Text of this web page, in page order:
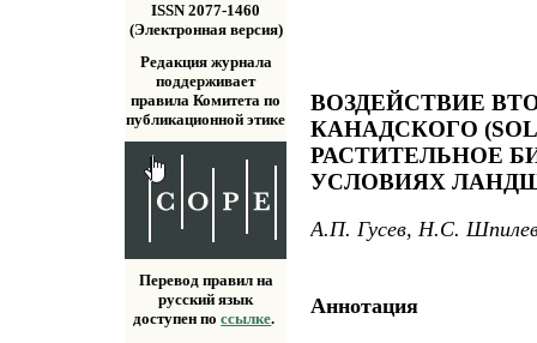
ISSN 2077-1460
(Электронная версия)
Редакция журнала
поддерживает
правила Комитета по
публикационной этике
Перевод правил на
русский язык
доступен поссылке.
ВОЗДЕЙСТВИЕ
КАНАДСКОГО
РАСТИТЕЛЬНОЕ
УСЛОВИЯХ
А.П. Гусев, Н.С.
Аннотация